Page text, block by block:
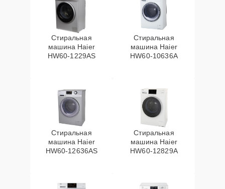
Стиральная
машина Haier
HW60-1229AS
Стиральная
машина Haier
HW60-10636A
Стиральная
машина Haier
HW60-12636AS
Стиральная
машина Haier
HW60-12829A